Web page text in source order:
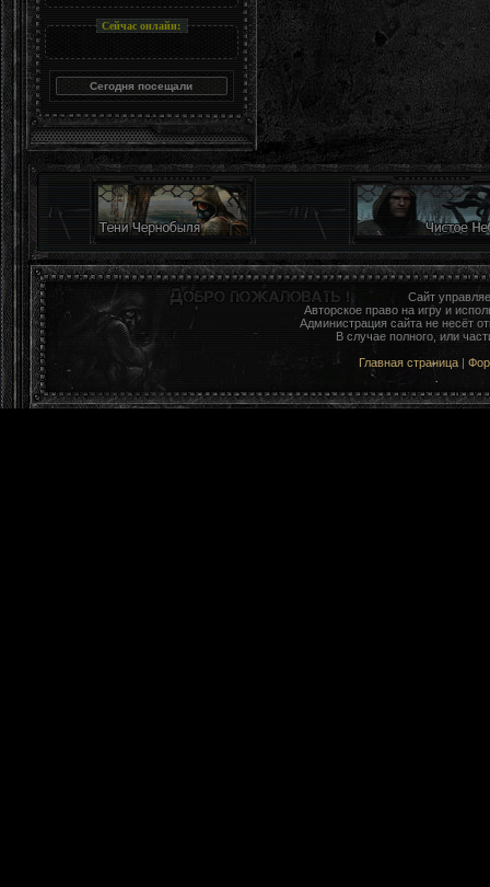
Сейчас онлайн:
Сайт
Авторское право на игру и
Администрация сайта не несёт
В случае полного, или
Главная страница |